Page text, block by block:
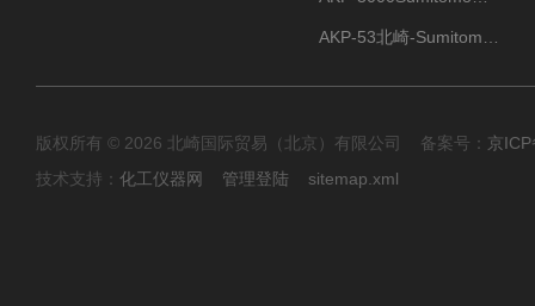
版权所有 © 2026 北崎国际贸易（北京）有限公司 备案号： 京
技术支持： 化工仪器网 管理登陆 sitemap.xml